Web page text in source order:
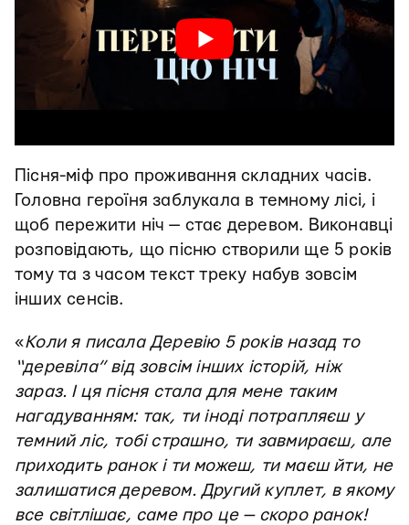
Пісня-міф про проживання складних часів.
Головна героїня заблукала в темному лісі, і
щоб пережити ніч — стає деревом. Виконавці
розповідають, що пісню створили ще 5 років
тому та з часом текст треку набув зовсім
інших сенсів.
«Коли я писала Деревію 5 років назад то
“деревіла” від зовсім інших історій, ніж
зараз. І ця пісня стала для мене таким
нагадуванням: так, ти іноді потрапляєш у
темний ліс, тобі страшно, ти завмираєш, але
приходить ранок і ти можеш, ти маєш йти, не
залишатися деревом. Другий куплет, в якому
все світлішає, саме про це — скоро ранок!